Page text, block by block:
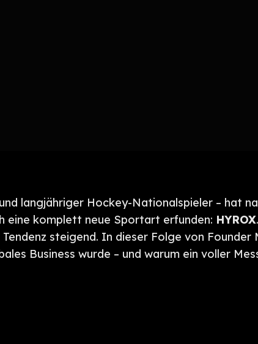
langjähriger Hockey-Nationalspieler – hat
eine komplett neue Sportart erfunden: HYROX
steigend. In dieser Folge von
Business wurde – und warum ein voller